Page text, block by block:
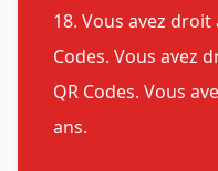
18. Vous avez
Codes. Vous avez
QR Codes. Vous
ans.